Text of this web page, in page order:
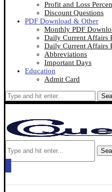
Profit and Loss
Discount Questions
PDF Download & Other
Monthly PDF
Daily Current Affairs
Daily Current Affairs
Abbreviations
Important Days
Education
Admit Card